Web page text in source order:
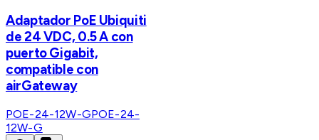
Adaptador PoE Ubiquiti
de 24 VDC, 0.5 A con
puerto Gigabit,
compatible con
airGateway
POE-24-12W-GPOE-24-
12W-G